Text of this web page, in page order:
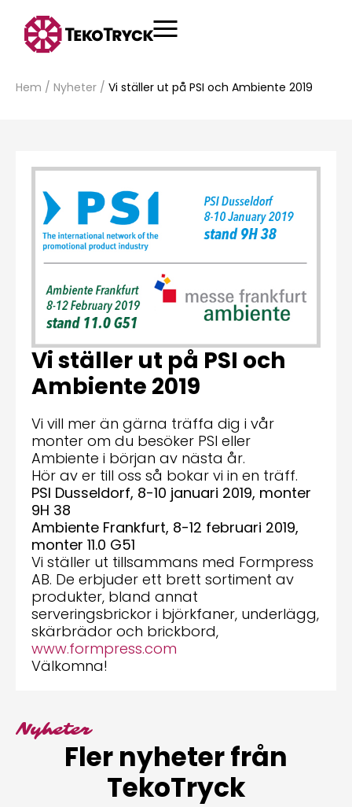
Hem / Nyheter / Vi ställer ut på PSI och Ambiente 2019
Vi ställer ut på PSI och
Ambiente 2019
Vi vill mer än gärna träffa dig i vår
monter om du besöker PSI eller
Ambiente i början av nästa år.
Hör av er till oss så bokar vi in en träff.
PSI Dusseldorf, 8-10 januari 2019, monter
9H 38
Ambiente Frankfurt, 8-12 februari 2019,
monter 11.0 G51
Vi ställer ut tillsammans med Formpress
AB. De erbjuder ett brett sortiment av
produkter, bland annat
serveringsbrickor i björkfaner, underlägg,
skärbrädor och brickbord,
www.formpress.com
Välkomna!
Nyheter
Fler nyheter från
TekoTryck